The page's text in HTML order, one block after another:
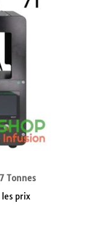
Tonnes
prix